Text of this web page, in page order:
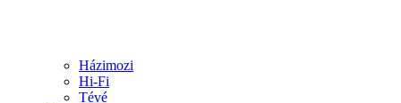
Házimozi
Hi-Fi
Tévé